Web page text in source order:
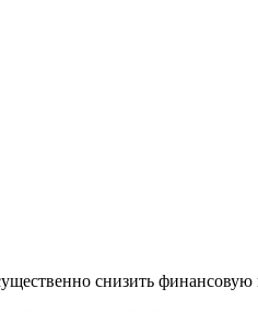
снизить